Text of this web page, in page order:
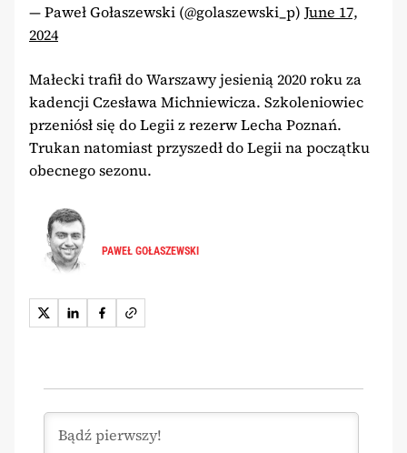
— Paweł Gołaszewski (@golaszewski_p) June 17,
2024
Małecki trafił do Warszawy jesienią 2020 roku za
kadencji Czesława Michniewicza. Szkoleniowiec
przeniósł się do Legii z rezerw Lecha Poznań.
Trukan natomiast przyszedł do Legii na początku
obecnego sezonu.
PAWEŁ GOŁASZEWSKI